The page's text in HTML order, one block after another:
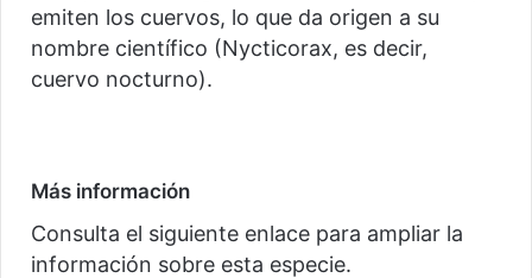
emiten los cuervos, lo que da origen a su
nombre científico (Nycticorax, es decir,
cuervo nocturno).
Más información
Consulta el siguiente enlace para ampliar la
información sobre esta especie.